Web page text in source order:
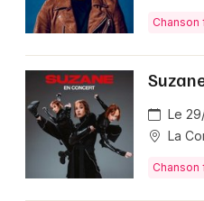
Chanson
Le
La
Chanson